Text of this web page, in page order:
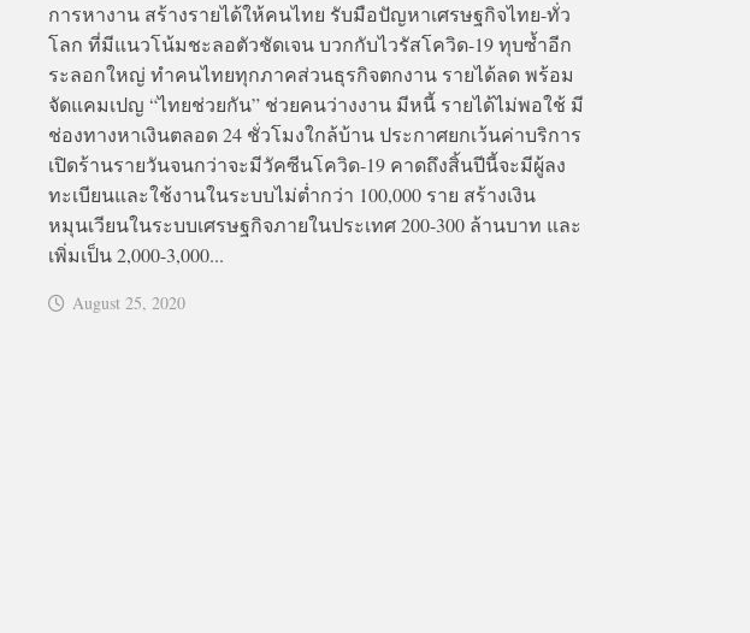
การหางาน สร้างรายได้ให้คนไทย รับมือปัญหาเศรษฐกิจไทย-ทั่ว
โลก ที่มีแนวโน้มชะลอตัวชัดเจน บวกกับไวรัสโควิด-19 ทุบซ้ำอีก
ระลอกใหญ่ ทำคนไทยทุกภาคส่วนธุรกิจตกงาน รายได้ลด พร้อม
จัดแคมเปญ “ไทยช่วยกัน” ช่วยคนว่างงาน มีหนี้ รายได้ไม่พอใช้ มี
ช่องทางหาเงินตลอด 24 ชั่วโมงใกล้บ้าน ประกาศยกเว้นค่าบริการ
เปิดร้านรายวันจนกว่าจะมีวัคซีนโควิด-19 คาดถึงสิ้นปีนี้จะมีผู้ลง
ทะเบียนและใช้งานในระบบไม่ต่ำกว่า 100,000 ราย สร้างเงิน
หมุนเวียนในระบบเศรษฐกิจภายในประเทศ 200-300 ล้านบาท และ
เพิ่มเป็น 2,000-3,000...
August 25, 2020